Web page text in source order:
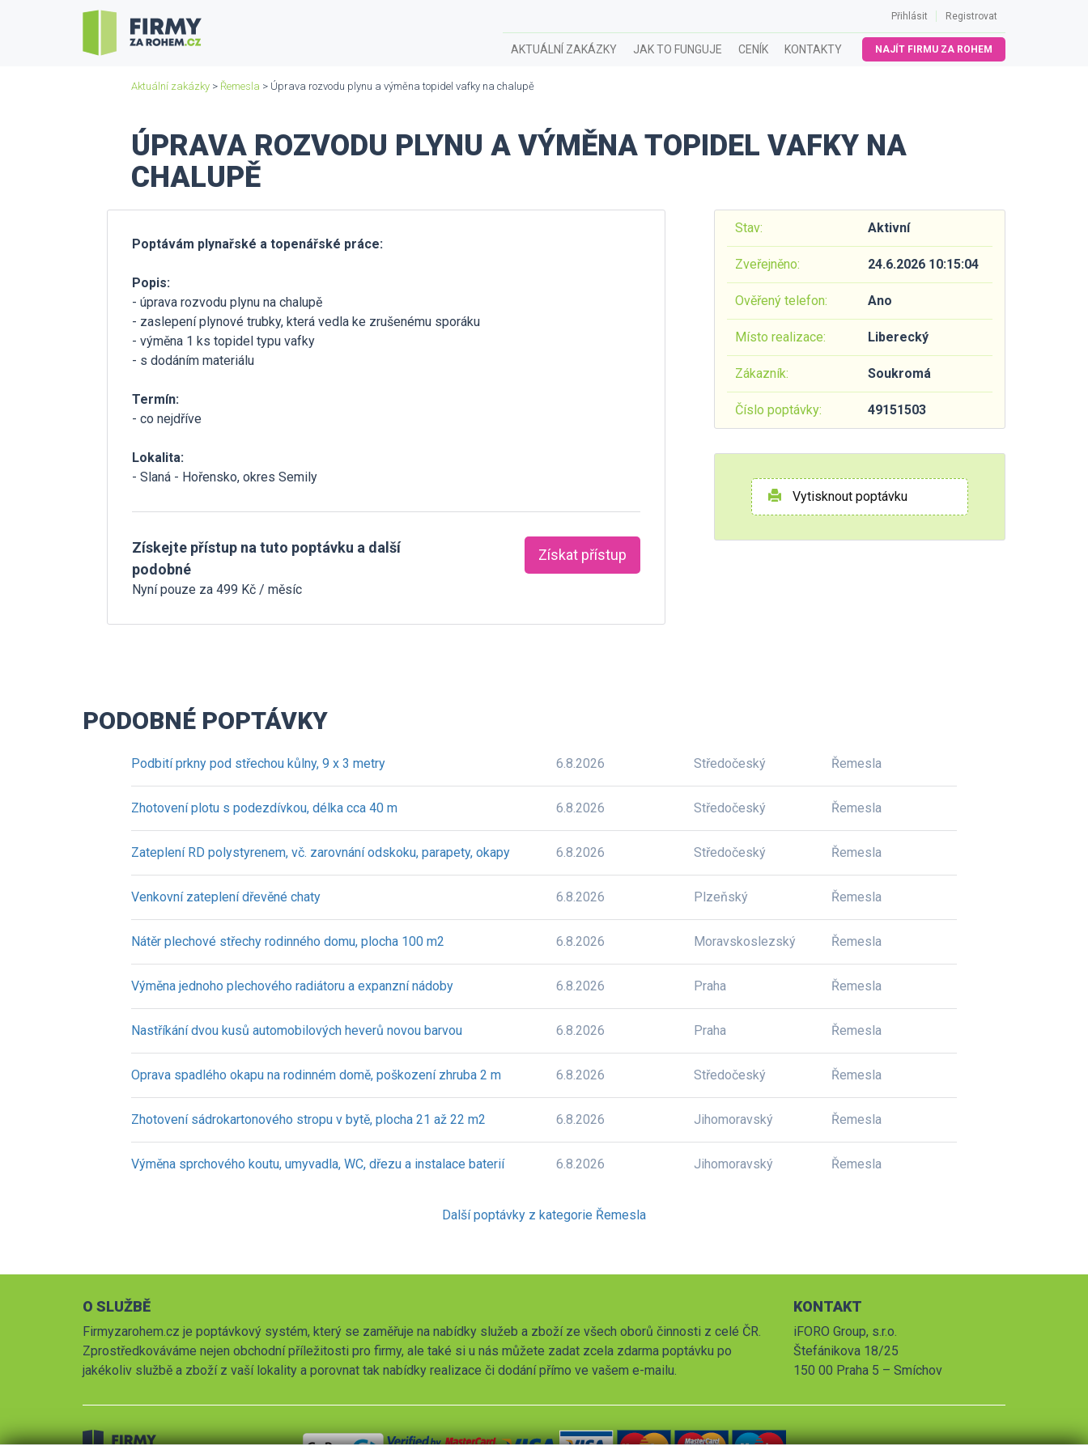
Přihlásit Registrovat
AKTUÁLNÍ ZAKÁZKY JAK TO FUNGUJE CENÍK KONTAKTY NAJÍT FIRMU ZA ROHEM
Aktuální zakázky > Řemesla > Úprava rozvodu plynu a výměna topidel vafky na chalupě
ÚPRAVA ROZVODU PLYNU A VÝMĚNA TOPIDEL VAFKY NA
CHALUPĚ
Poptávám plynařské a topenářské práce:
Popis:
- úprava rozvodu plynu na chalupě
- zaslepení plynové trubky, která vedla ke zrušenému sporáku
- výměna 1 ks topidel typu vafky
- s dodáním materiálu
Termín:
- co nejdříve
Lokalita:
- Slaná - Hořensko, okres Semily
Získejte přístup na tuto poptávku a další
podobné
Nyní pouze za 499 Kč / měsíc
Získat přístup
Stav: Aktivní
Zveřejněno: 24.6.2026 10:15:04
Ověřený telefon: Ano
Místo realizace: Liberecký
Zákazník: Soukromá
Číslo poptávky: 49151503
Vytisknout poptávku
PODOBNÉ POPTÁVKY
Podbití prkny pod střechou kůlny, 9 x 3 metry 6.8.2026 Středočeský Řemesla
Zhotovení plotu s podezdívkou, délka cca 40 m 6.8.2026 Středočeský Řemesla
Zateplení RD polystyrenem, vč. zarovnání odskoku, parapety, okapy 6.8.2026 Středočeský Řemesla
Venkovní zateplení dřevěné chaty 6.8.2026 Plzeňský Řemesla
Nátěr plechové střechy rodinného domu, plocha 100 m2 6.8.2026 Moravskoslezský Řemesla
Výměna jednoho plechového radiátoru a expanzní nádoby 6.8.2026 Praha Řemesla
Nastříkání dvou kusů automobilových heverů novou barvou 6.8.2026 Praha Řemesla
Oprava spadlého okapu na rodinném domě, poškození zhruba 2 m 6.8.2026 Středočeský Řemesla
Zhotovení sádrokartonového stropu v bytě, plocha 21 až 22 m2 6.8.2026 Jihomoravský Řemesla
Výměna sprchového koutu, umyvadla, WC, dřezu a instalace baterií 6.8.2026 Jihomoravský Řemesla
Další poptávky z kategorie Řemesla
O SLUŽBĚ
Firmyzarohem.cz je poptávkový systém, který se zaměřuje na nabídky služeb a zboží ze všech oborů činnosti z celé ČR.
Zprostředkováváme nejen obchodní příležitosti pro firmy, ale také si u nás můžete zadat zcela zdarma poptávku po
jakékoliv službě a zboží z vaší lokality a porovnat tak nabídky realizace či dodání přímo ve vašem e-mailu.
KONTAKT
iFORO Group, s.r.o.
Štefánikova 18/25
150 00 Praha 5 – Smíchov